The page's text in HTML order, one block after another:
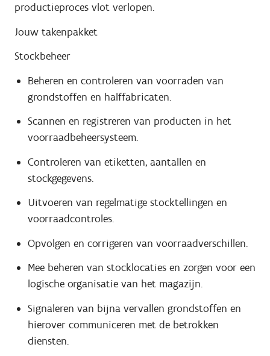
productieproces vlot verlopen.
Jouw takenpakket
Stockbeheer
Beheren en controleren van voorraden van
grondstoffen en halffabricaten.
Scannen en registreren van producten in het
voorraadbeheersysteem.
Controleren van etiketten, aantallen en
stockgegevens.
Uitvoeren van regelmatige stocktellingen en
voorraadcontroles.
Opvolgen en corrigeren van voorraadverschillen.
Mee beheren van stocklocaties en zorgen voor een
logische organisatie van het magazijn.
Signaleren van bijna vervallen grondstoffen en
hierover communiceren met de betrokken
diensten.